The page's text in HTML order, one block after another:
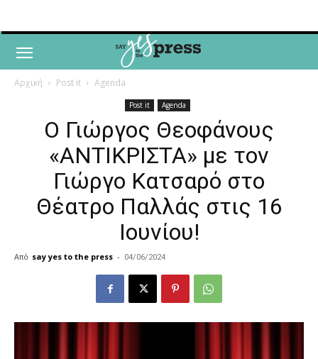
Αρχική Post it Agenda
Post it Agenda
Ο Γιώργος Θεοφάνους
«ΑΝΤΙΚΡΙΣΤΑ» με τον
Γιώργο Κατσαρό στο
Θέατρο Παλλάς στις 16
Ιουνίου!
Από say yes to the press - 04/06/2024